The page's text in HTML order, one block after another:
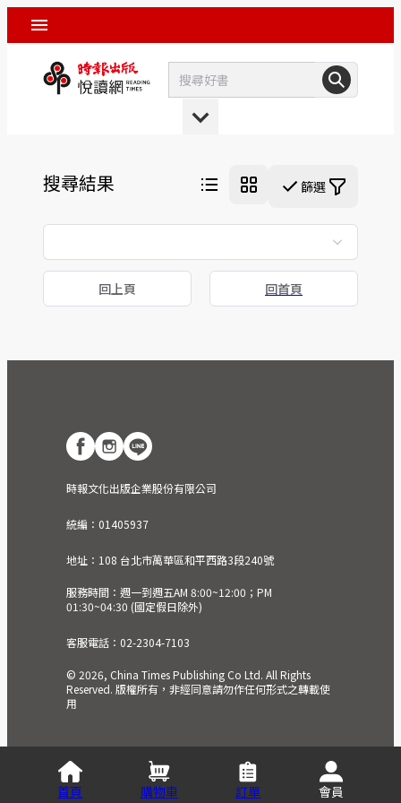
搜尋結果 篩選
回上頁 回首頁
時報文化出版企業股份有限公司
統編：01405937
地址：108 台北市萬華區和平西路3段240號
服務時間：週一到週五AM 8:00~12:00；PM
01:30~04:30 (國定假日除外)
客服電話：02-2304-7103
© 2026, China Times Publishing Co Ltd. All Rights
Reserved. 版權所有，非經同意請勿作任何形式之轉載使
用
首頁 購物車 訂單 會員